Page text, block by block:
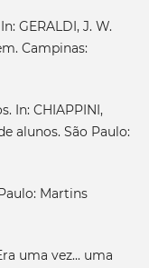
GERALDI, J. W.
Campinas:
In: CHIAPPINI,
alunos. São Paulo:
Martins
uma vez... uma